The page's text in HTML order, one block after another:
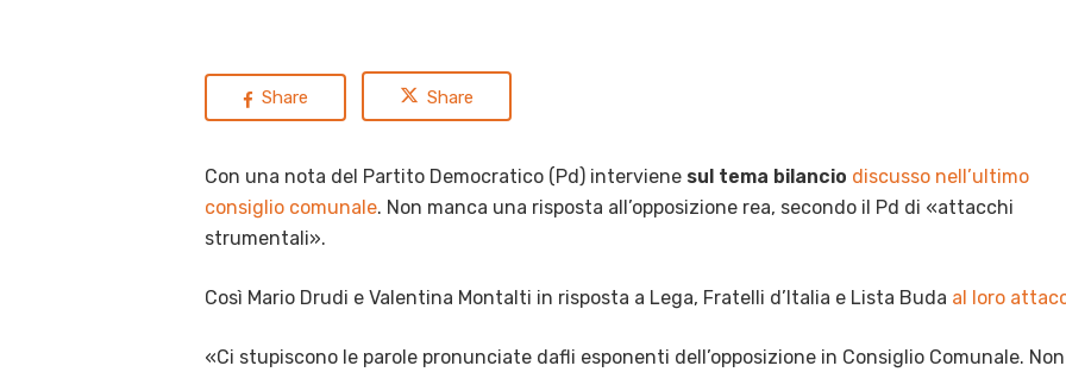
Share Share
Con una nota del Partito Democratico (Pd) interviene sul tema bilancio discusso nell’ultimo
consiglio comunale. Non manca una risposta all’opposizione rea, secondo il Pd di «attacchi
strumentali».
Così Mario Drudi e Valentina Montalti in risposta a Lega, Fratelli d’Italia e Lista Buda al loro
«Ci stupiscono le parole pronunciate dafli esponenti dell’opposizione in Consiglio Comunale. Non